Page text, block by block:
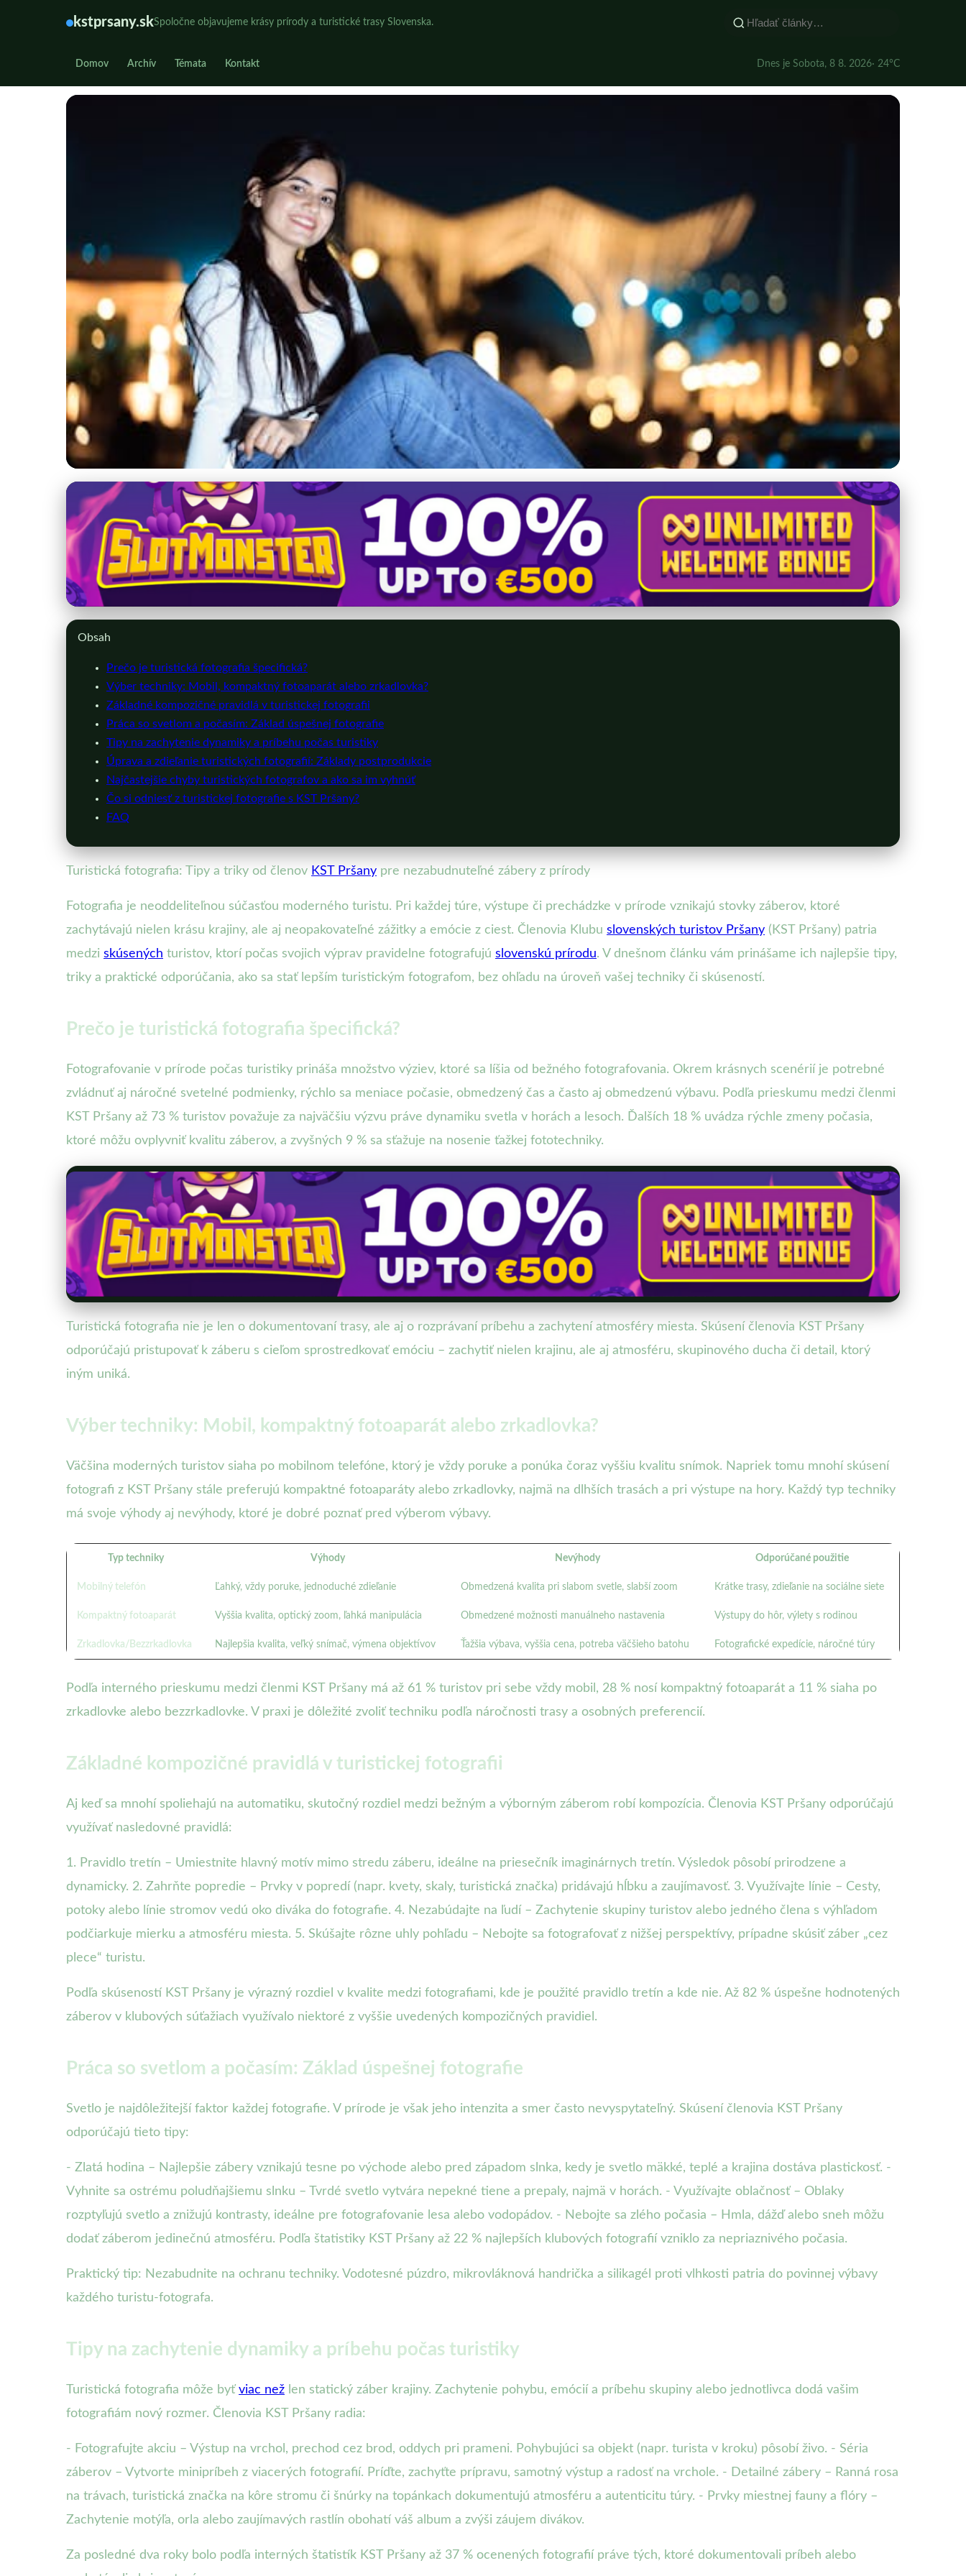
kstprsany.skSpoločne objavujeme krásy prírody a turistické trasy Slovenska.
Domov Archív Témata Kontakt Dnes je Sobota, 8 8. 2026· 24°C
kstprsany.sk
Turistická fotografia: Ako fotiť prírodu s KST Pršany?
5. 3. 2026· 10 min čítania · Autor: Peter Holý
Obsah
Prečo je turistická fotografia špecifická?
Výber techniky: Mobil, kompaktný fotoaparát alebo zrkadlovka?
Základné kompozičné pravidlá v turistickej fotografii
Práca so svetlom a počasím: Základ úspešnej fotografie
Tipy na zachytenie dynamiky a príbehu počas turistiky
Úprava a zdieľanie turistických fotografií: Základy postprodukcie
Najčastejšie chyby turistických fotografov a ako sa im vyhnúť
Čo si odniesť z turistickej fotografie s KST Pršany?
FAQ
Turistická fotografia: Tipy a triky od členov KST Pršany pre nezabudnuteľné zábery z prírody
Fotografia je neoddeliteľnou súčasťou moderného turistu. Pri každej túre, výstupe či prechádzke v prírode vznikajú stovky záberov, ktoré
zachytávajú nielen krásu krajiny, ale aj neopakovateľné zážitky a emócie z ciest. Členovia Klubu slovenských turistov Pršany (KST Pršany) patria
medzi skúsených turistov, ktorí počas svojich výprav pravidelne fotografujú slovenskú prírodu. V dnešnom článku vám prinášame ich najlepšie tipy,
triky a praktické odporúčania, ako sa stať lepším turistickým fotografom, bez ohľadu na úroveň vašej techniky či skúseností.
Prečo je turistická fotografia špecifická?
Fotografovanie v prírode počas turistiky prináša množstvo výziev, ktoré sa líšia od bežného fotografovania. Okrem krásnych scenérií je potrebné
zvládnuť aj náročné svetelné podmienky, rýchlo sa meniace počasie, obmedzený čas a často aj obmedzenú výbavu. Podľa prieskumu medzi členmi
KST Pršany až 73 % turistov považuje za najväčšiu výzvu práve dynamiku svetla v horách a lesoch. Ďalších 18 % uvádza rýchle zmeny počasia,
ktoré môžu ovplyvniť kvalitu záberov, a zvyšných 9 % sa sťažuje na nosenie ťažkej fototechniky.
Turistická fotografia nie je len o dokumentovaní trasy, ale aj o rozprávaní príbehu a zachytení atmosféry miesta. Skúsení členovia KST Pršany
odporúčajú pristupovať k záberu s cieľom sprostredkovať emóciu – zachytiť nielen krajinu, ale aj atmosféru, skupinového ducha či detail, ktorý
iným uniká.
Výber techniky: Mobil, kompaktný fotoaparát alebo zrkadlovka?
Väčšina moderných turistov siaha po mobilnom telefóne, ktorý je vždy poruke a ponúka čoraz vyššiu kvalitu snímok. Napriek tomu mnohí skúsení
fotografi z KST Pršany stále preferujú kompaktné fotoaparáty alebo zrkadlovky, najmä na dlhších trasách a pri výstupe na hory. Každý typ techniky
má svoje výhody aj nevýhody, ktoré je dobré poznať pred výberom výbavy.
Typ techniky Výhody Nevýhody Odporúčané použitie
Mobilný telefón Ľahký, vždy poruke, jednoduché zdieľanie Obmedzená kvalita pri slabom svetle, slabší zoom Krátke trasy, zdieľanie na sociálne siete
Kompaktný fotoaparát Vyššia kvalita, optický zoom, ľahká manipulácia Obmedzené možnosti manuálneho nastavenia Výstupy do hôr, výlety s rodinou
Zrkadlovka/Bezzrkadlovka Najlepšia kvalita, veľký snímač, výmena objektívov Ťažšia výbava, vyššia cena, potreba väčšieho batohu Fotografické expedície, náročné túry
Podľa interného prieskumu medzi členmi KST Pršany má až 61 % turistov pri sebe vždy mobil, 28 % nosí kompaktný fotoaparát a 11 % siaha po
zrkadlovke alebo bezzrkadlovke. V praxi je dôležité zvoliť techniku podľa náročnosti trasy a osobných preferencií.
Základné kompozičné pravidlá v turistickej fotografii
Aj keď sa mnohí spoliehajú na automatiku, skutočný rozdiel medzi bežným a výborným záberom robí kompozícia. Členovia KST Pršany odporúčajú
využívať nasledovné pravidlá:
1. Pravidlo tretín – Umiestnite hlavný motív mimo stredu záberu, ideálne na priesečník imaginárnych tretín. Výsledok pôsobí prirodzene a
dynamicky. 2. Zahrňte popredie – Prvky v popredí (napr. kvety, skaly, turistická značka) pridávajú hĺbku a zaujímavosť. 3. Využívajte línie – Cesty,
potoky alebo línie stromov vedú oko diváka do fotografie. 4. Nezabúdajte na ľudí – Zachytenie skupiny turistov alebo jedného člena s výhľadom
podčiarkuje mierku a atmosféru miesta. 5. Skúšajte rôzne uhly pohľadu – Nebojte sa fotografovať z nižšej perspektívy, prípadne skúsiť záber „cez
plece“ turistu.
Podľa skúseností KST Pršany je výrazný rozdiel v kvalite medzi fotografiami, kde je použité pravidlo tretín a kde nie. Až 82 % úspešne hodnotených
záberov v klubových súťažiach využívalo niektoré z vyššie uvedených kompozičných pravidiel.
Práca so svetlom a počasím: Základ úspešnej fotografie
Svetlo je najdôležitejší faktor každej fotografie. V prírode je však jeho intenzita a smer často nevyspytateľný. Skúsení členovia KST Pršany
odporúčajú tieto tipy:
- Zlatá hodina – Najlepšie zábery vznikajú tesne po východe alebo pred západom slnka, kedy je svetlo mäkké, teplé a krajina dostáva plastickosť. -
Vyhnite sa ostrému poludňajšiemu slnku – Tvrdé svetlo vytvára nepekné tiene a prepaly, najmä v horách. - Využívajte oblačnosť – Oblaky
rozptyľujú svetlo a znižujú kontrasty, ideálne pre fotografovanie lesa alebo vodopádov. - Nebojte sa zlého počasia – Hmla, dážď alebo sneh môžu
dodať záberom jedinečnú atmosféru. Podľa štatistiky KST Pršany až 22 % najlepších klubových fotografií vzniklo za nepriaznivého počasia.
Praktický tip: Nezabudnite na ochranu techniky. Vodotesné púzdro, mikrovláknová handrička a silikagél proti vlhkosti patria do povinnej výbavy
každého turistu-fotografa.
Tipy na zachytenie dynamiky a príbehu počas turistiky
Turistická fotografia môže byť viac než len statický záber krajiny. Zachytenie pohybu, emócií a príbehu skupiny alebo jednotlivca dodá vašim
fotografiám nový rozmer. Členovia KST Pršany radia:
- Fotografujte akciu – Výstup na vrchol, prechod cez brod, oddych pri prameni. Pohybujúci sa objekt (napr. turista v kroku) pôsobí živo. - Séria
záberov – Vytvorte minipríbeh z viacerých fotografií. Príďte, zachyťte prípravu, samotný výstup a radosť na vrchole. - Detailné zábery – Ranná rosa
na trávach, turistická značka na kôre stromu či šnúrky na topánkach dokumentujú atmosféru a autenticitu túry. - Prvky miestnej fauny a flóry –
Zachytenie motýľa, orla alebo zaujímavých rastlín obohatí váš album a zvýši záujem divákov.
Za posledné dva roky bolo podľa interných štatistík KST Pršany až 37 % ocenených fotografií práve tých, ktoré dokumentovali príbeh alebo